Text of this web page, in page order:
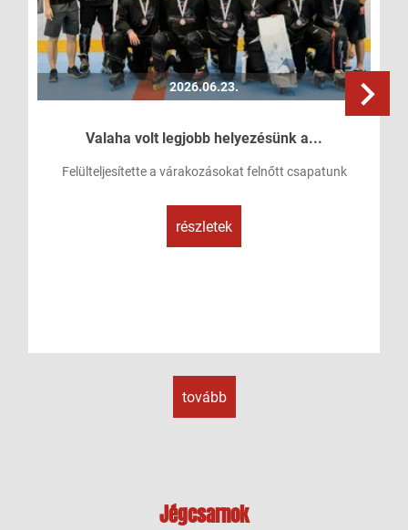
2026.06.23.
Valaha volt legjobb helyezésünk a...
Felülteljesítette a várakozásokat felnőtt csapatunk
részletek
tovább
Jégcsarnok